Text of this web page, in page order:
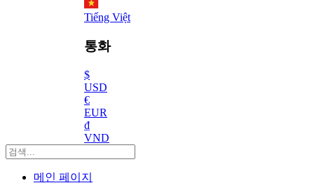
Tiếng Việt
통화
$
USD
€
EUR
₫
VND
메인 페이지